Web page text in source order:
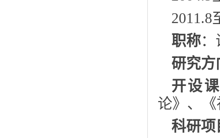
2011.8
职称
研究方
开设
论》、
科研项